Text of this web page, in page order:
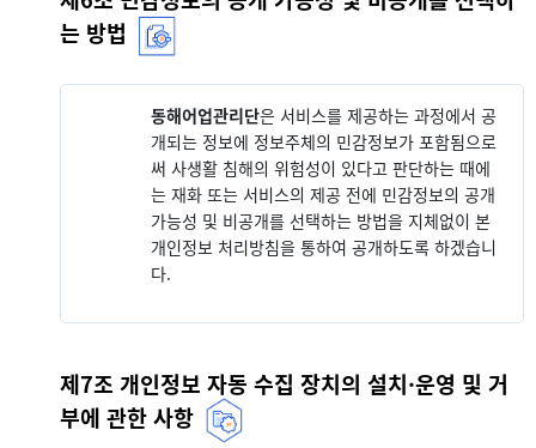
는 방법
동해어업관리단은 서비스를 제공하는 과정에서 공
개되는 정보에 정보주체의 민감정보가 포함됨으로
써 사생활 침해의 위험성이 있다고 판단하는 때에
는 재화 또는 서비스의 제공 전에 민감정보의 공개
가능성 및 비공개를 선택하는 방법을 지체없이 본
개인정보 처리방침을 통하여 공개하도록 하겠습니
다.
제7조 개인정보 자동 수집 장치의 설치·운영 및 거
부에 관한 사항